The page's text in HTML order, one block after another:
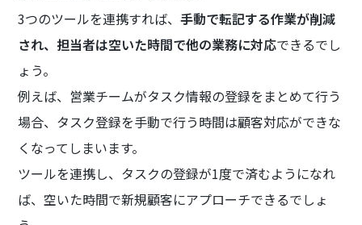
3つのツールを連携すれば、手動で転記する作業が削減
され、担当者は空いた時間で他の業務に対応できるでし
ょう。
例えば、営業チームがタスク情報の登録をまとめて行う
場合、タスク登録を手動で行う時間は顧客対応ができな
くなってしまいます。
ツールを連携し、タスクの登録が1度で済むようになれ
ば、空いた時間で新規顧客にアプローチできるでしょ